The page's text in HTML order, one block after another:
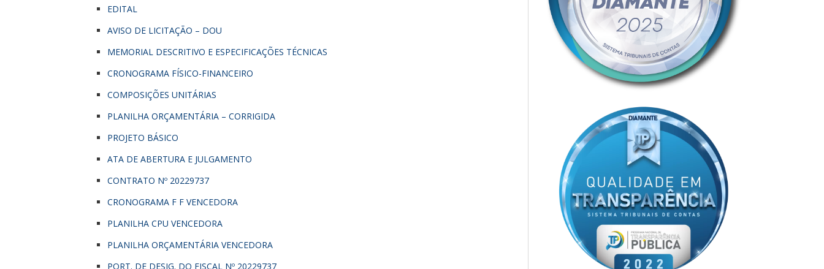
EDITAL
AVISO DE LICITAÇÃO – DOU
MEMORIAL DESCRITIVO E ESPECIFICAÇÕES TÉCNICAS
CRONOGRAMA FÍSICO-FINANCEIRO
COMPOSIÇÕES UNITÁRIAS
PLANILHA ORÇAMENTÁRIA – CORRIGIDA
PROJETO BÁSICO
ATA DE ABERTURA E JULGAMENTO
CONTRATO Nº 20229737
CRONOGRAMA F F VENCEDORA
PLANILHA CPU VENCEDORA
PLANILHA ORÇAMENTÁRIA VENCEDORA
PORT. DE DESIG. DO FISCAL Nº 20229737